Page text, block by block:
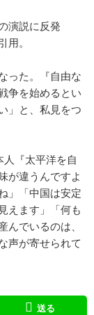
演説に反発
。
った。『自由な
争を始めるとい
」と、私見をつ
『太平洋を自
が違うんですよ
」「中国は安定
えます」「何も
でいるのは、
声が寄せられて
送る